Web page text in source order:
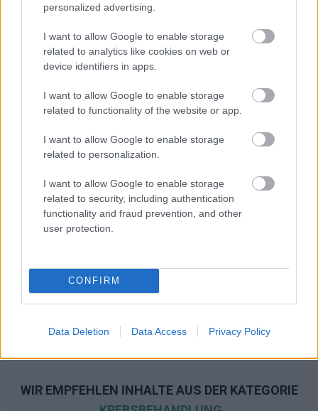
personalized advertising.
I want to allow Google to enable storage
related to analytics like cookies on web or
device identifiers in apps.
I want to allow Google to enable storage
related to functionality of the website or app.
I want to allow Google to enable storage
related to personalization.
I want to allow Google to enable storage
related to security, including authentication
functionality and fraud prevention, and other
user protection.
CONFIRM
Data Deletion Data Access Privacy Policy
WIR EMPFEHLEN INHALTE AUS DER KATEGORIE